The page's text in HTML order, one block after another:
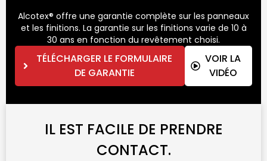
Alcotex® offre une garantie complète sur les panneaux
et les finitions. La garantie sur les finitions varie de 10 à
30 ans en fonction du revêtement choisi.
TÉLÉCHARGER LE FORMULAIRE
DE GARANTIE
VOIR LA
VIDÉO
IL EST FACILE DE PRENDRE
CONTACT.